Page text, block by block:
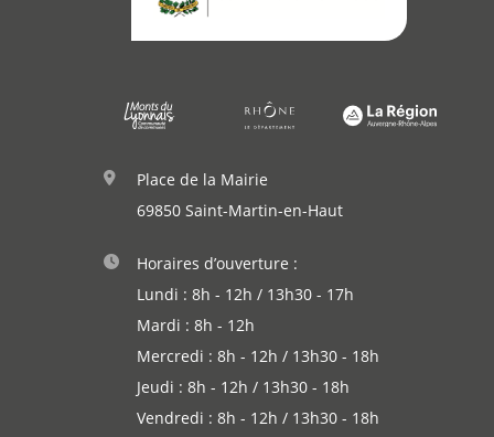
Place de la Mairie
69850 Saint-Martin-en-Haut
Horaires d’ouverture :
Lundi : 8h - 12h / 13h30 - 17h
Mardi : 8h - 12h
Mercredi : 8h - 12h / 13h30 - 18h
Jeudi : 8h - 12h / 13h30 - 18h
Vendredi : 8h - 12h / 13h30 - 18h